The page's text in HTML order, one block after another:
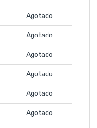
Agotado
Agotado
Agotado
Agotado
Agotado
Agotado